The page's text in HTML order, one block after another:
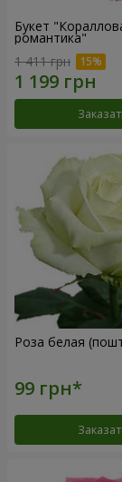
Букет
романтика"
1 411 грн
Роза белая